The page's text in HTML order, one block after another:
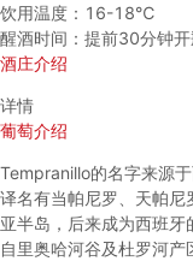
饮用温度：16-18℃
醒酒时间：提前30分钟
酒庄介绍
详情
葡萄介绍
Tempranillo的名字来源
译名有当帕尼罗、天帕
亚半岛，后来成为西班
自里奥哈河谷及杜罗河